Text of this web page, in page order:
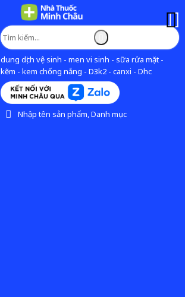
dung dịch vệ sinh - men vi sinh - sữa rửa mặt -
kẽm - kem chống nắng - D3k2 - canxi - Dhc
Nhập tên sản phẩm, Danh mục